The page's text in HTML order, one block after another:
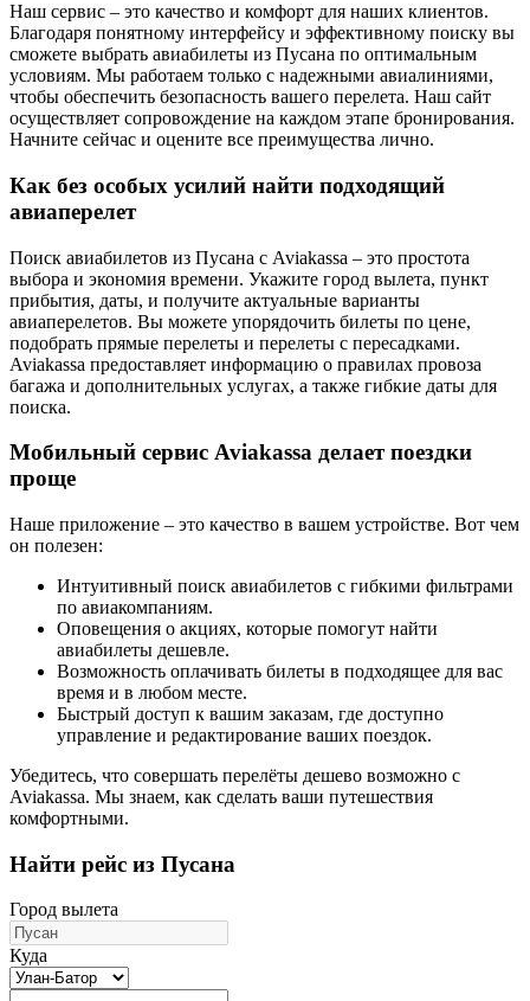
Наш сервис – это качество и комфорт для наших клиентов.
Благодаря понятному интерфейсу и эффективному поиску вы
сможете выбрать авиабилеты из Пусана по оптимальным
условиям. Мы работаем только с надежными авиалиниями,
чтобы обеспечить безопасность вашего перелета. Наш сайт
осуществляет сопровождение на каждом этапе бронирования.
Начните сейчас и оцените все преимущества лично.
Как без особых усилий найти подходящий
авиаперелет
Поиск авиабилетов из Пусана с Aviakassa – это простота
выбора и экономия времени. Укажите город вылета, пункт
прибытия, даты, и получите актуальные варианты
авиаперелетов. Вы можете упорядочить билеты по цене,
подобрать прямые перелеты и перелеты с пересадками.
Aviakassa предоставляет информацию о правилах провоза
багажа и дополнительных услугах, а также гибкие даты для
поиска.
Мобильный сервис Aviakassa делает поездки
проще
Наше приложение – это качество в вашем устройстве. Вот чем
он полезен:
Интуитивный поиск авиабилетов с гибкими фильтрами
по авиакомпаниям.
Оповещения о акциях, которые помогут найти
авиабилеты дешевле.
Возможность оплачивать билеты в подходящее для вас
время и в любом месте.
Быстрый доступ к вашим заказам, где доступно
управление и редактирование ваших поездок.
Убедитесь, что совершать перелёты дешево возможно с
Aviakassa. Мы знаем, как сделать ваши путешествия
комфортными.
Найти рейс из Пусана
Город вылета
Куда